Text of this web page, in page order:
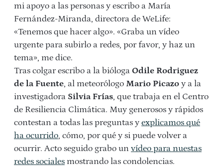
mi apoyo a las personas y escribo a María
Fernández-Miranda, directora de WeLife:
«Tenemos que hacer algo». «Graba un vídeo
urgente para subirlo a redes, por favor, y haz un
tema», me dice.
Tras colgar escribo a la bióloga Odile Rodriguez
de la Fuente, al meteorólogo Mario Picazo y a la
investigadora Silvia Frías, que trabaja en el Centro
de Resiliencia Climática. Muy generosos y rápidos
contestan a todas las preguntas y explicamos qué
ha ocurrido, cómo, por qué y si puede volver a
ocurrir. Acto seguido grabo un vídeo para nuestas
redes sociales mostrando las condolencias.